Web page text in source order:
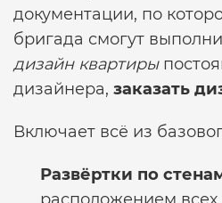
документации, по
бригада смогут
дизайн квартиры
дизайнера, заказать
Включает всё из
Развёртки по